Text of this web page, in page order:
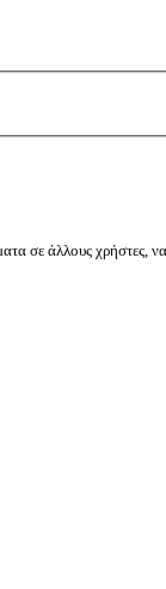
σε άλλους